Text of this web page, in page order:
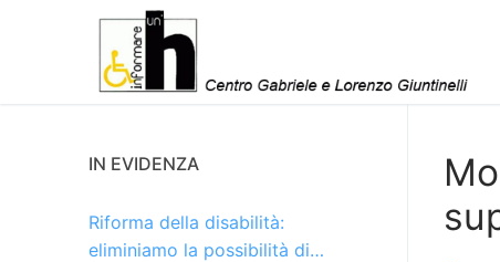
IN EVIDENZA
Riforma della disabilità:
eliminiamo la possibilità di